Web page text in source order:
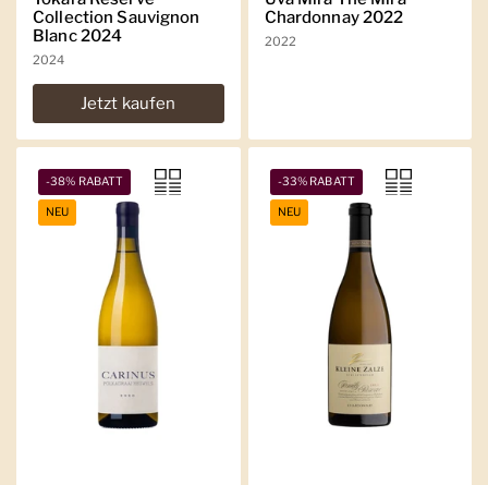
Collection Sauvignon
Blanc 2024
2024
Jetzt kaufen
Chardonnay 2022
2022
-38% RABATT
NEU
-33% RABATT
NEU